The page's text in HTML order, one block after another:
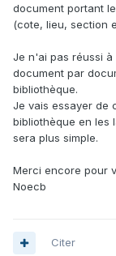
document portant
(cote, lieu, section
Je n'ai pas réussi
document par
bibliothèque.
Je vais essayer de
bibliothèque en les
sera plus simple.
Merci encore pour
Noecb
Citer